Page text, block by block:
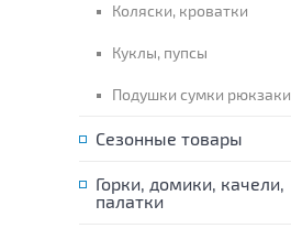
Коляски, кроватки
Куклы, пупсы
Подушки сумки рюкзаки
Сезонные товары
Горки, домики, качели,
палатки